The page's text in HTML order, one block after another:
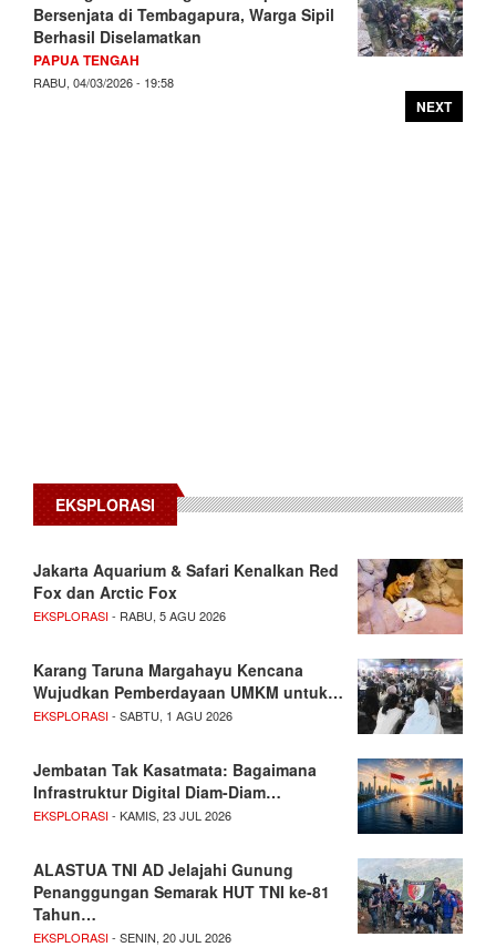
Bersenjata di Tembagapura, Warga Sipil
Berhasil Diselamatkan
PAPUA TENGAH
RABU, 04/03/2026 - 19:58
NEXT
EKSPLORASI
Jakarta Aquarium & Safari Kenalkan Red
Fox dan Arctic Fox
EKSPLORASI- RABU, 5 AGU 2026
Karang Taruna Margahayu Kencana
Wujudkan Pemberdayaan UMKM untuk…
EKSPLORASI- SABTU, 1 AGU 2026
Jembatan Tak Kasatmata: Bagaimana
Infrastruktur Digital Diam-Diam…
EKSPLORASI- KAMIS, 23 JUL 2026
ALASTUA TNI AD Jelajahi Gunung
Penanggungan Semarak HUT TNI ke-81
Tahun…
EKSPLORASI- SENIN, 20 JUL 2026